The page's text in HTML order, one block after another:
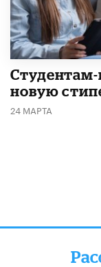
новую
24 МАРТА